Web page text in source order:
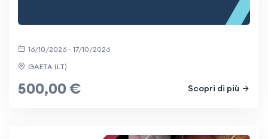
16/10/2026 - 17/10/2026
GAETA (LT)
500,00 € Scopri di più